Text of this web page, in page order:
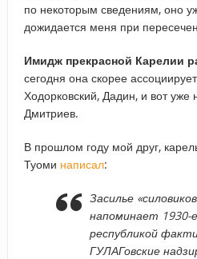
по некоторым сведениям, оно
дожидается меня при
Имидж прекрасной Карелии
сегодня она скорее
Ходорковский, Дадин, и вот уже
Дмитриев.
В прошлом году мой друг,
Туоми написал:
Засилье
напоминает 1930-
республикой
ГУЛАГовские